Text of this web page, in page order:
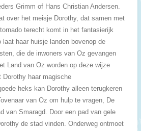
Grimm of Hans Christian Andersen.
over het meisje Dorothy, dat samen met
terecht komt in het fantasierijk
laat haar huisje landen bovenop de
die de inwoners van Oz gevangen
Land van Oz worden op deze wijze
haar magische
heks kan Dorothy alleen terugkeren
van Oz om hulp te vragen, De
van Smaragd. Door een pad van gele
de stad vinden. Onderweg ontmoet